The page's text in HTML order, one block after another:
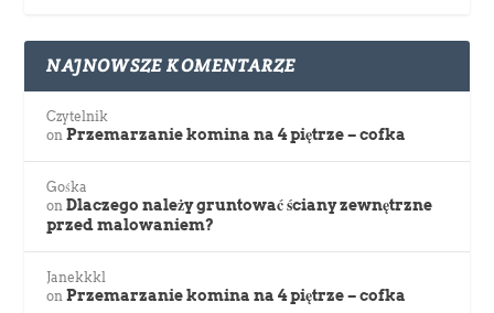
NAJNOWSZE KOMENTARZE
Czytelnik
onPrzemarzanie komina na 4 piętrze – cofka
Gośka
onDlaczego należy gruntować ściany zewnętrzne
przed malowaniem?
Janekkkl
onPrzemarzanie komina na 4 piętrze – cofka